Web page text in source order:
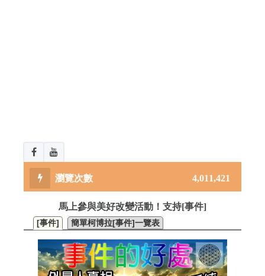
4,011,421
馬上參與美好改變活動！支持[事件]
[事件] 簡單柯博拉[事件]一覽表